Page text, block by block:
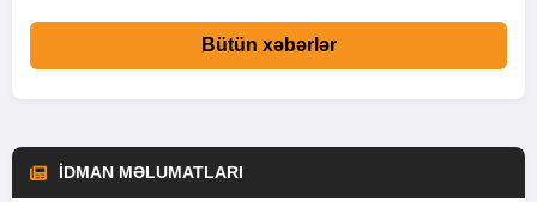
Bütün xəbərlər
İDMAN MƏLUMATLARI